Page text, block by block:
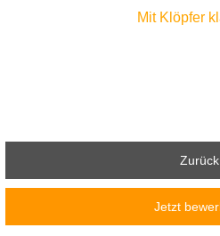
Mit Klöpfer
Zurück
Jetzt